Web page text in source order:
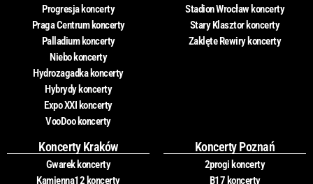
Progresja koncerty
Praga Centrum koncerty
Palladium koncerty
Niebo koncerty
Hydrozagadka koncerty
Hybrydy koncerty
Expo XXI koncerty
VooDoo koncerty
Stadion Wrocław koncerty
Stary Klasztor koncerty
Zaklęte Rewiry koncerty
Koncerty Kraków
Gwarek koncerty
Kamienna12 koncerty
Koncerty Poznań
2progi koncerty
B17 koncerty